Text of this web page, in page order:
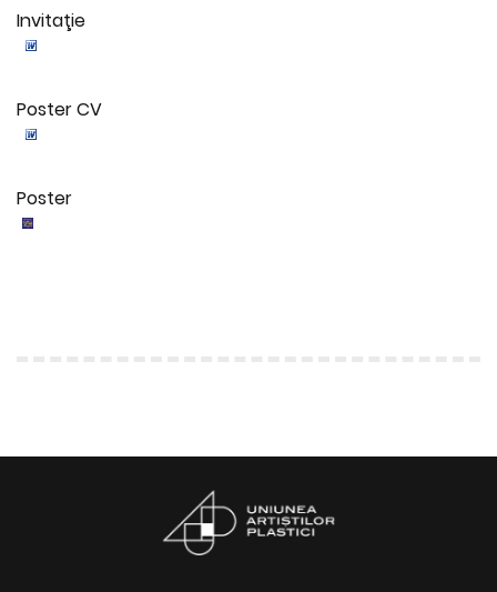
Invitaţie
Poster CV
Poster